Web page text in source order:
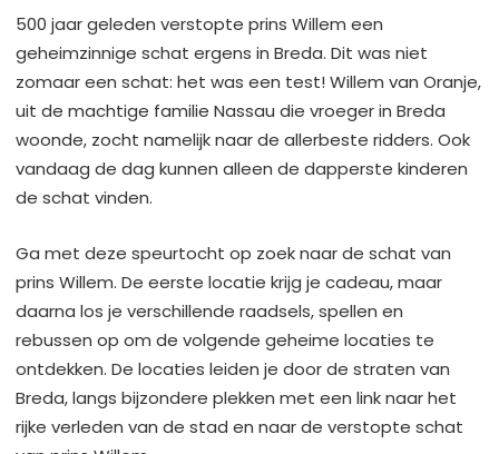
500 jaar geleden verstopte prins Willem een
geheimzinnige schat ergens in Breda. Dit was niet
zomaar een schat: het was een test! Willem van Oranje,
uit de machtige familie Nassau die vroeger in Breda
woonde, zocht namelijk naar de allerbeste ridders. Ook
vandaag de dag kunnen alleen de dapperste kinderen
de schat vinden.
Ga met deze speurtocht op zoek naar de schat van
prins Willem. De eerste locatie krijg je cadeau, maar
daarna los je verschillende raadsels, spellen en
rebussen op om de volgende geheime locaties te
ontdekken. De locaties leiden je door de straten van
Breda, langs bijzondere plekken met een link naar het
rijke verleden van de stad en naar de verstopte schat